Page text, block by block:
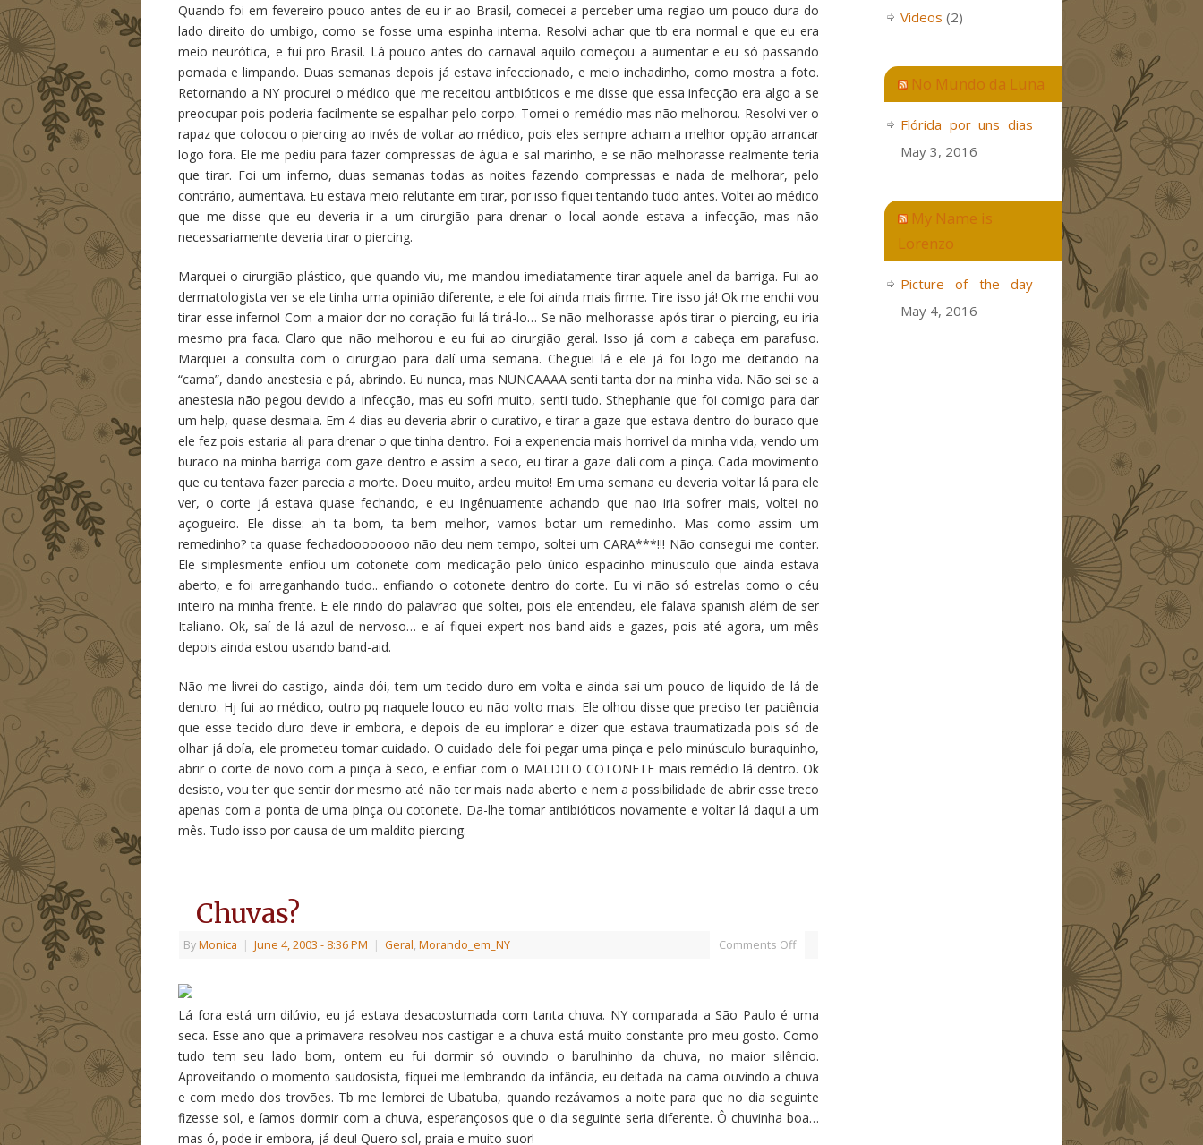
Quando foi em fevereiro pouco antes de eu ir ao Brasil, comecei a perceber uma regiao um pouco dura do
lado direito do umbigo, como se fosse uma espinha interna. Resolvi achar que tb era normal e que eu era
meio neurótica, e fui pro Brasil. Lá pouco antes do carnaval aquilo começou a aumentar e eu só passando
pomada e limpando. Duas semanas depois já estava infeccionado, e meio inchadinho, como mostra a foto.
Retornando a NY procurei o médico que me receitou antbióticos e me disse que essa infecção era algo a se
preocupar pois poderia facilmente se espalhar pelo corpo. Tomei o remédio mas não melhorou. Resolvi ver o
rapaz que colocou o piercing ao invés de voltar ao médico, pois eles sempre acham a melhor opção arrancar
logo fora. Ele me pediu para fazer compressas de água e sal marinho, e se não melhorasse realmente teria
que tirar. Foi um inferno, duas semanas todas as noites fazendo compressas e nada de melhorar, pelo
contrário, aumentava. Eu estava meio relutante em tirar, por isso fiquei tentando tudo antes. Voltei ao médico
que me disse que eu deveria ir a um cirurgião para drenar o local aonde estava a infecção, mas não
necessariamente deveria tirar o piercing.
Marquei o cirurgião plástico, que quando viu, me mandou imediatamente tirar aquele anel da barriga. Fui ao
dermatologista ver se ele tinha uma opinião diferente, e ele foi ainda mais firme. Tire isso já! Ok me enchi vou
tirar esse inferno! Com a maior dor no coração fui lá tirá-lo… Se não melhorasse após tirar o piercing, eu iria
mesmo pra faca. Claro que não melhorou e eu fui ao cirurgião geral. Isso já com a cabeça em parafuso.
Marquei a consulta com o cirurgião para dalí uma semana. Cheguei lá e ele já foi logo me deitando na
“cama”, dando anestesia e pá, abrindo. Eu nunca, mas NUNCAAAA senti tanta dor na minha vida. Não sei se a
anestesia não pegou devido a infecção, mas eu sofri muito, senti tudo. Sthephanie que foi comigo para dar
um help, quase desmaia. Em 4 dias eu deveria abrir o curativo, e tirar a gaze que estava dentro do buraco que
ele fez pois estaria ali para drenar o que tinha dentro. Foi a experiencia mais horrivel da minha vida, vendo um
buraco na minha barriga com gaze dentro e assim a seco, eu tirar a gaze dali com a pinça. Cada movimento
que eu tentava fazer parecia a morte. Doeu muito, ardeu muito! Em uma semana eu deveria voltar lá para ele
ver, o corte já estava quase fechando, e eu ingênuamente achando que nao iria sofrer mais, voltei no
açogueiro. Ele disse: ah ta bom, ta bem melhor, vamos botar um remedinho. Mas como assim um
remedinho? ta quase fechadoooooooo não deu nem tempo, soltei um CARA***!!! Não consegui me conter.
Ele simplesmente enfiou um cotonete com medicação pelo único espacinho minusculo que ainda estava
aberto, e foi arreganhando tudo.. enfiando o cotonete dentro do corte. Eu vi não só estrelas como o céu
inteiro na minha frente. E ele rindo do palavrão que soltei, pois ele entendeu, ele falava spanish além de ser
Italiano. Ok, saí de lá azul de nervoso… e aí fiquei expert nos band-aids e gazes, pois até agora, um mês
depois ainda estou usando band-aid.
Não me livrei do castigo, ainda dói, tem um tecido duro em volta e ainda sai um pouco de liquido de lá de
dentro. Hj fui ao médico, outro pq naquele louco eu não volto mais. Ele olhou disse que preciso ter paciência
que esse tecido duro deve ir embora, e depois de eu implorar e dizer que estava traumatizada pois só de
olhar já doía, ele prometeu tomar cuidado. O cuidado dele foi pegar uma pinça e pelo minúsculo buraquinho,
abrir o corte de novo com a pinça à seco, e enfiar com o MALDITO COTONETE mais remédio lá dentro. Ok
desisto, vou ter que sentir dor mesmo até não ter mais nada aberto e nem a possibilidade de abrir esse treco
apenas com a ponta de uma pinça ou cotonete. Da-lhe tomar antibióticos novamente e voltar lá daqui a um
mês. Tudo isso por causa de um maldito piercing.
Chuvas?
ByMonica | June 4, 2003 - 8:36 PM | Geral, Morando_em_NY Comments Off
Lá fora está um dilúvio, eu já estava desacostumada com tanta chuva. NY comparada a São Paulo é uma
seca. Esse ano que a primavera resolveu nos castigar e a chuva está muito constante pro meu gosto. Como
tudo tem seu lado bom, ontem eu fui dormir só ouvindo o barulhinho da chuva, no maior silêncio.
Aproveitando o momento saudosista, fiquei me lembrando da infância, eu deitada na cama ouvindo a chuva
e com medo dos trovões. Tb me lembrei de Ubatuba, quando rezávamos a noite para que no dia seguinte
fizesse sol, e íamos dormir com a chuva, esperançosos que o dia seguinte seria diferente. Ô chuvinha boa…
mas ó, pode ir embora, já deu! Quero sol, praia e muito suor!
Videos (2)
No Mundo da Luna
Flórida por uns dias
May 3, 2016
My Name is
Lorenzo
Picture of the day
May 4, 2016